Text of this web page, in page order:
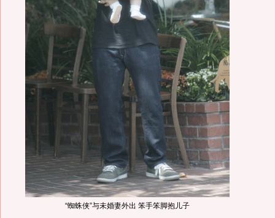
“蜘蛛侠”与未婚妻外出 笨手笨脚抱儿子